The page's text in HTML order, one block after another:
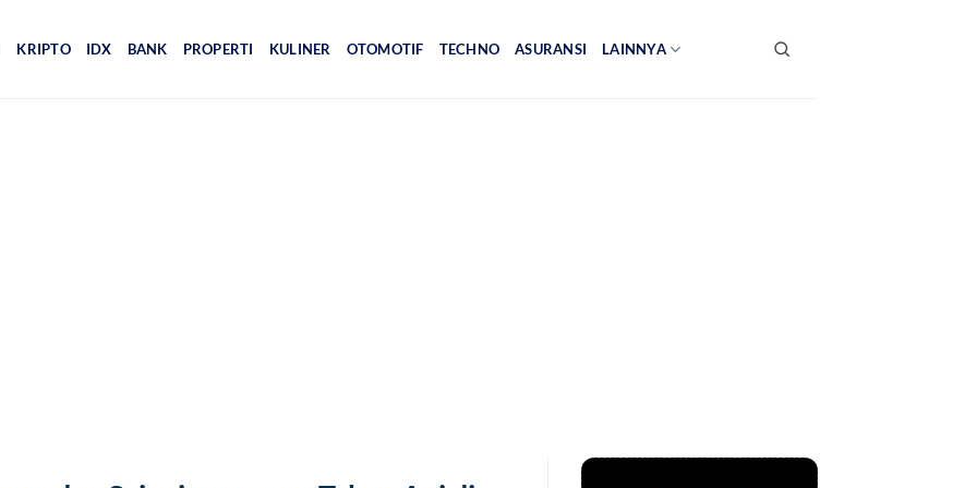
KRIPTO IDX BANK PROPERTI KULINER OTOMOTIF TECHNO ASURANSI LAINNYA